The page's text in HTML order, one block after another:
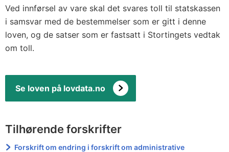
Ved innførsel av vare skal det svares toll til statskassen
i samsvar med de bestemmelser som er gitt i denne
loven, og de satser som er fastsatt i Stortingets vedtak
om toll.
Se loven på lovdata.no
Tilhørende forskrifter
Forskrift om endring i forskrift om administrative